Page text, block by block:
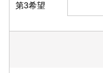
第3希望